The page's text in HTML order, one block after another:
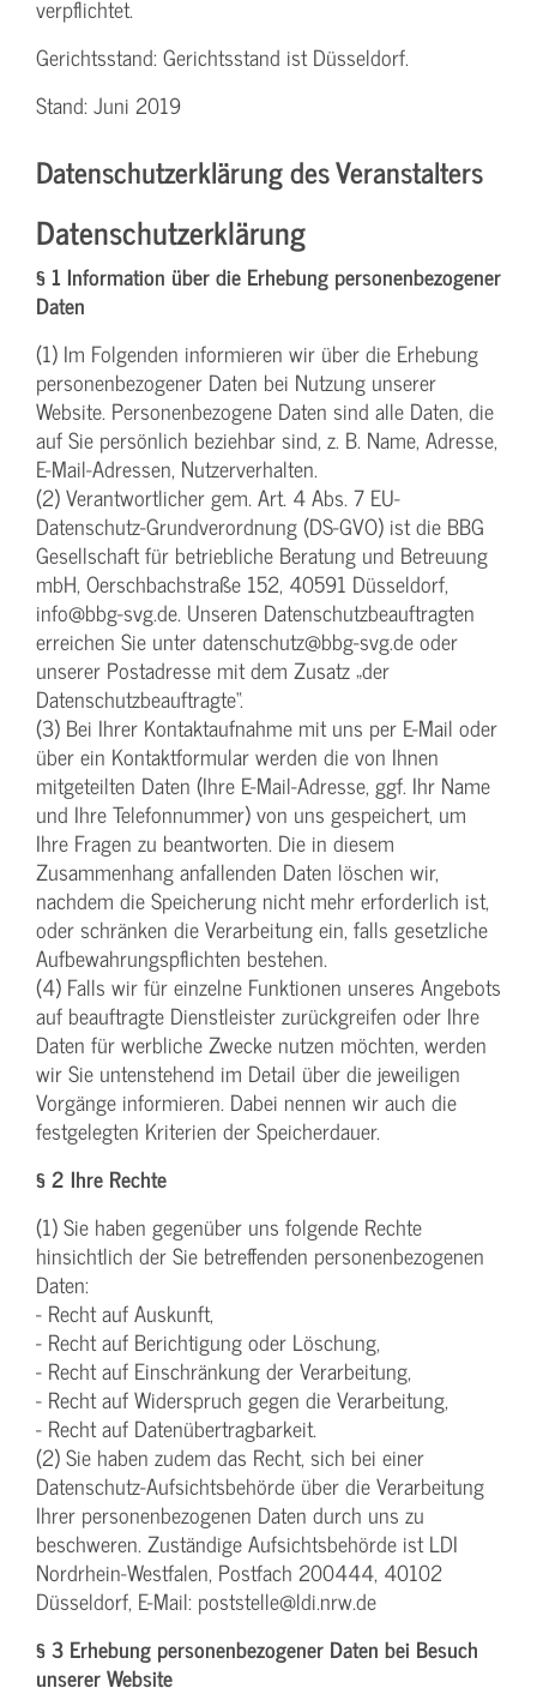
verpflichtet.
Gerichtsstand: Gerichtsstand ist Düsseldorf.
Stand: Juni 2019
Datenschutzerklärung des Veranstalters
Datenschutzerklärung
§ 1 Information über die Erhebung personenbezogener
Daten
(1) Im Folgenden informieren wir über die Erhebung
personenbezogener Daten bei Nutzung unserer
Website. Personenbezogene Daten sind alle Daten, die
auf Sie persönlich beziehbar sind, z. B. Name, Adresse,
E-Mail-Adressen, Nutzerverhalten.
(2) Verantwortlicher gem. Art. 4 Abs. 7 EU-
Datenschutz-Grundverordnung (DS-GVO) ist die BBG
Gesellschaft für betriebliche Beratung und Betreuung
mbH, Oerschbachstraße 152, 40591 Düsseldorf,
info@bbg-svg.de. Unseren Datenschutzbeauftragten
erreichen Sie unter datenschutz@bbg-svg.de oder
unserer Postadresse mit dem Zusatz „der
Datenschutzbeauftragte“.
(3) Bei Ihrer Kontaktaufnahme mit uns per E-Mail oder
über ein Kontaktformular werden die von Ihnen
mitgeteilten Daten (Ihre E-Mail-Adresse, ggf. Ihr Name
und Ihre Telefonnummer) von uns gespeichert, um
Ihre Fragen zu beantworten. Die in diesem
Zusammenhang anfallenden Daten löschen wir,
nachdem die Speicherung nicht mehr erforderlich ist,
oder schränken die Verarbeitung ein, falls gesetzliche
Aufbewahrungspflichten bestehen.
(4) Falls wir für einzelne Funktionen unseres Angebots
auf beauftragte Dienstleister zurückgreifen oder Ihre
Daten für werbliche Zwecke nutzen möchten, werden
wir Sie untenstehend im Detail über die jeweiligen
Vorgänge informieren. Dabei nennen wir auch die
festgelegten Kriterien der Speicherdauer.
§ 2 Ihre Rechte
(1) Sie haben gegenüber uns folgende Rechte
hinsichtlich der Sie betreffenden personenbezogenen
Daten:
- Recht auf Auskunft,
- Recht auf Berichtigung oder Löschung,
- Recht auf Einschränkung der Verarbeitung,
- Recht auf Widerspruch gegen die Verarbeitung,
- Recht auf Datenübertragbarkeit.
(2) Sie haben zudem das Recht, sich bei einer
Datenschutz-Aufsichtsbehörde über die Verarbeitung
Ihrer personenbezogenen Daten durch uns zu
beschweren. Zuständige Aufsichtsbehörde ist LDI
Nordrhein-Westfalen, Postfach 200444, 40102
Düsseldorf, E-Mail: poststelle@ldi.nrw.de
§ 3 Erhebung personenbezogener Daten bei Besuch
unserer Website